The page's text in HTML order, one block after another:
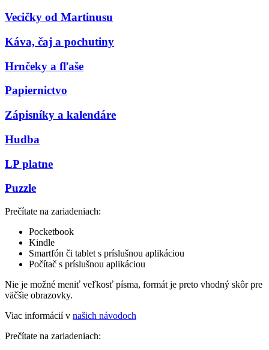
Vecičky od Martinusu
Káva, čaj a pochutiny
Hrnčeky a fľaše
Papiernictvo
Zápisníky a kalendáre
Hudba
LP platne
Puzzle
Prečítate na zariadeniach:
Pocketbook
Kindle
Smartfón či tablet s príslušnou aplikáciou
Počítač s príslušnou aplikáciou
Nie je možné meniť veľkosť písma, formát je preto vhodný skôr pre
väčšie obrazovky.
Viac informácií v našich návodoch
Prečítate na zariadeniach: